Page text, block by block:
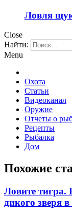
Ловля
Close
Найти:
Menu
Охота
Статьи
Видеоканал
Оружие
Отчеты о
Рецепты
Рыбалка
Дом
Похожие
Ловите
дикого зверя